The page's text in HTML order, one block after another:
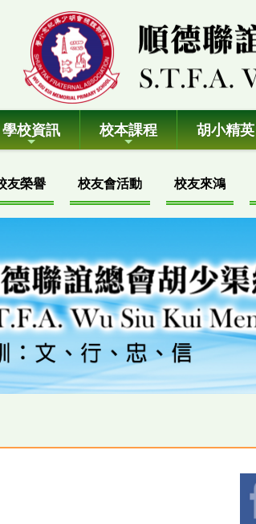
學校資訊 校本課程 胡小精英
友榮譽 校友會活動 校友來鴻